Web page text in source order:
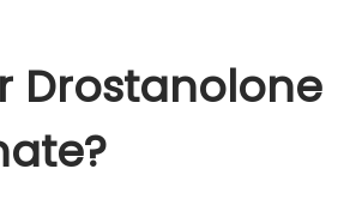
Drostanolone